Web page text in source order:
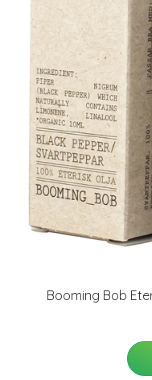
Booming Bob